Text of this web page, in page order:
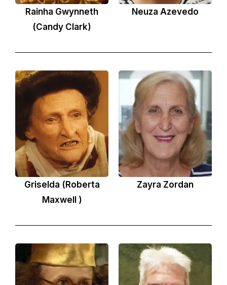
Rainha Gwynneth
(Candy Clark)
Neuza Azevedo
Griselda (Roberta
Maxwell )
Zayra Zordan